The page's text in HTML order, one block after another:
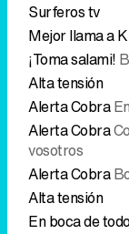
Surferos tv
Mejor llama a
¡Toma salami!
Alta tensión
Alerta Cobra
Alerta Cobra
vosotros
Alerta Cobra
Alta tensión
En boca de